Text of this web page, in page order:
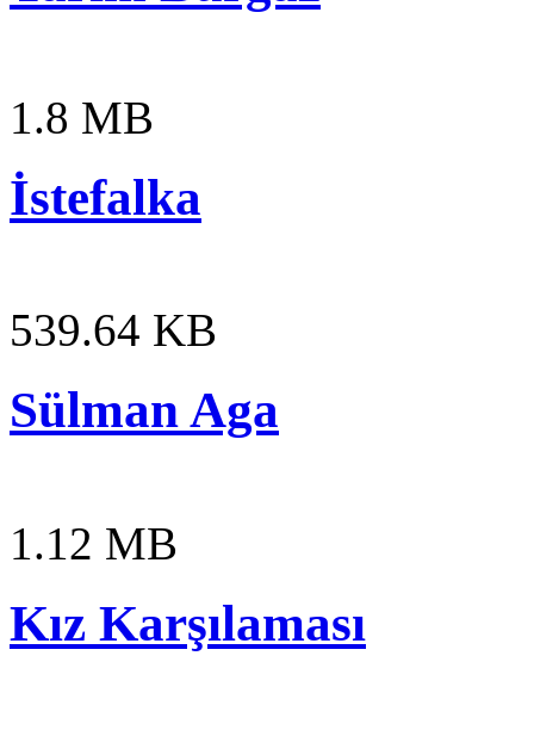
1.8 MB
İstefalka
539.64 KB
Sülman Aga
1.12 MB
Kız Karşılaması